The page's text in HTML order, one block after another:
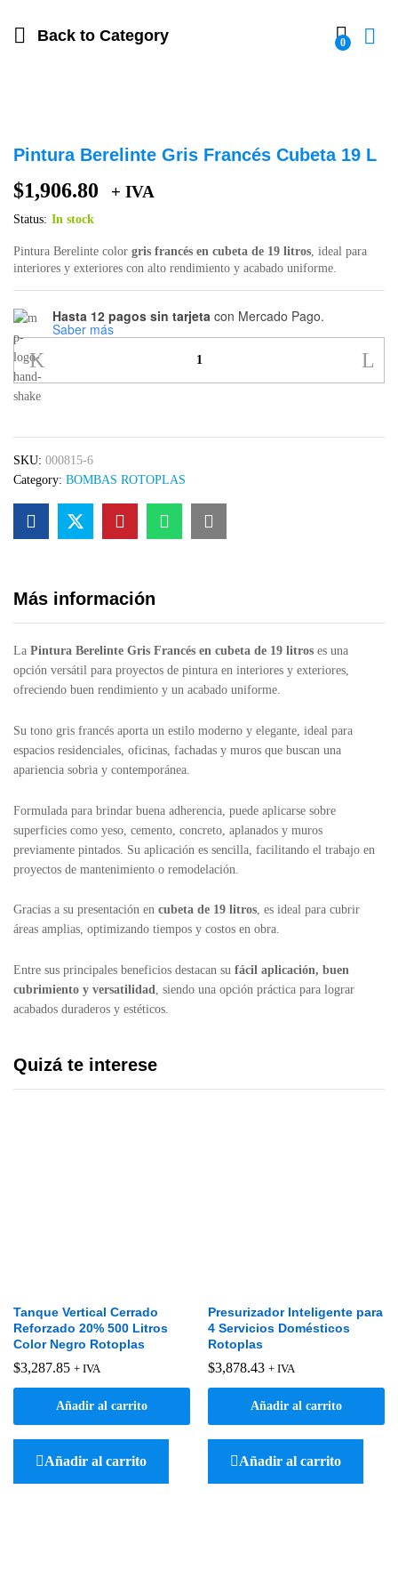
Back to Category 0
Pintura Berelinte Gris Francés Cubeta 19 L
$1,906.80 + IVA
Status: In stock
Pintura Berelinte color gris francés en cubeta de 19 litros, ideal para
interiores y exteriores con alto rendimiento y acabado uniforme.
Hasta 12 pagos sin tarjeta con Mercado Pago.
Saber más
Pintura
Berelinte
Gris
Francés
L
quantity
SKU: 000815-6
Category: BOMBAS ROTOPLAS
Más información
La Pintura Berelinte Gris Francés en cubeta de 19 litros es una
opción versátil para proyectos de pintura en interiores y exteriores,
ofreciendo buen rendimiento y un acabado uniforme.
Su tono gris francés aporta un estilo moderno y elegante, ideal para
espacios residenciales, oficinas, fachadas y muros que buscan una
apariencia sobria y contemporánea.
Formulada para brindar buena adherencia, puede aplicarse sobre
superficies como yeso, cemento, concreto, aplanados y muros
previamente pintados. Su aplicación es sencilla, facilitando el trabajo en
proyectos de mantenimiento o remodelación.
Gracias a su presentación en cubeta de 19 litros, es ideal para cubrir
áreas amplias, optimizando tiempos y costos en obra.
Entre sus principales beneficios destacan su fácil aplicación, buen
cubrimiento y versatilidad, siendo una opción práctica para lograr
acabados duraderos y estéticos.
Quizá te interese
Tanque Vertical Cerrado
Reforzado 20% 500 Litros
Color Negro Rotoplas
$3,287.85 + IVA
Añadir al carrito
Añadir al carrito
Presurizador Inteligente para
4 Servicios Domésticos
Rotoplas
$3,878.43 + IVA
Añadir al carrito
Añadir al carrito